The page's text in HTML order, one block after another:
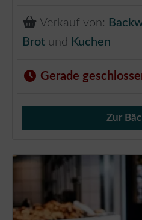
Verkauf von:
Brot und Kuchen
Gerade
Verkauf von Brötchen,
Zur